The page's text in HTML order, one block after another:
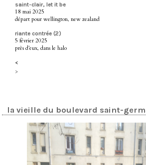
saint-clair, let it be
18 mai 2025
départ pour wellington, new zealand
riante contrée (2)
5 février 2025
près d’eux, dans le halo
<
>
la vieille du boulevard saint-